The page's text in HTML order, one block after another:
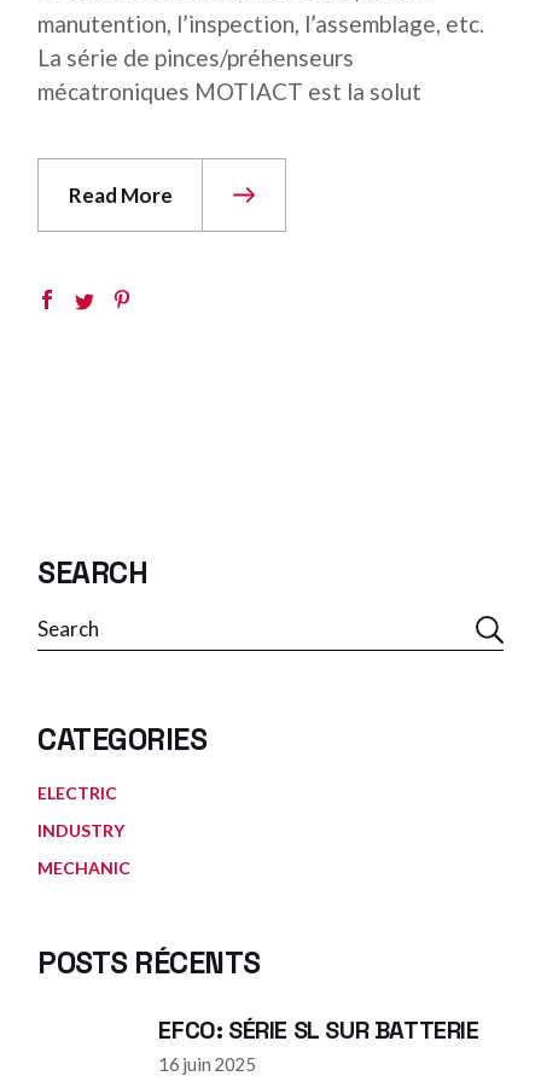
manutention, l’inspection, l’assemblage, etc.
La série de pinces/préhenseurs
mécatroniques MOTIACT est la solut
Read More
SEARCH
Rechercher
CATEGORIES
ELECTRIC
INDUSTRY
MECHANIC
POSTS RÉCENTS
EFCO: SÉRIE SL SUR BATTERIE
16 juin 2025